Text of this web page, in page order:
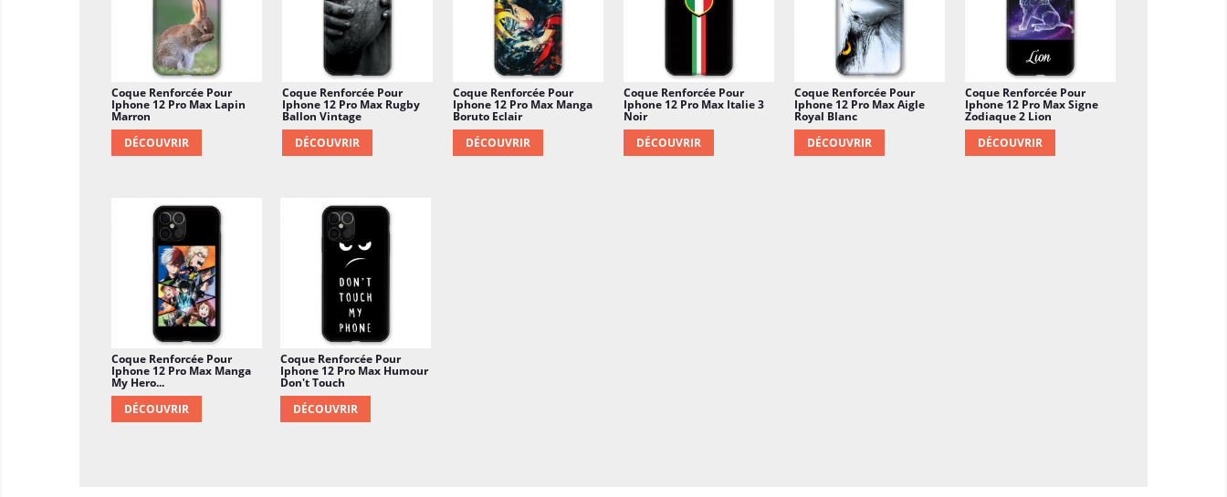
Coque Renforcée Pour
Iphone 12 Pro Max Lapin
Marron
DÉCOUVRIR
Coque Renforcée Pour
Iphone 12 Pro Max Rugby
Ballon Vintage
DÉCOUVRIR
Coque Renforcée Pour
Iphone 12 Pro Max Manga
Boruto Eclair
DÉCOUVRIR
Coque Renforcée Pour
Iphone 12 Pro Max Italie 3
Noir
DÉCOUVRIR
Coque Renforcée Pour
Iphone 12 Pro Max Aigle
Royal Blanc
DÉCOUVRIR
Coque Renforcée Pour
Iphone 12 Pro Max Signe
Zodiaque 2 Lion
DÉCOUVRIR
Coque Renforcée Pour
Iphone 12 Pro Max Manga
My Hero...
DÉCOUVRIR
Coque Renforcée Pour
Iphone 12 Pro Max Humour
Don't Touch
DÉCOUVRIR